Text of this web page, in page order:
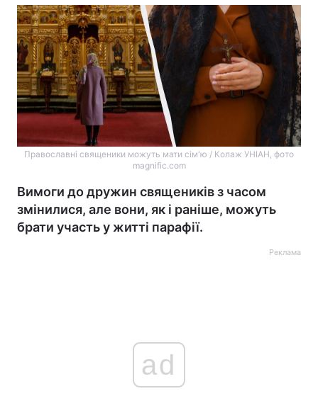
Православні священики можуть мати сім'ю / Колаж УНIАН, фото
magnific.com
Вимоги до дружин священиків з часом
змінилися, але вони, як і раніше, можуть
брати участь у житті парафії.
Реклама
ad